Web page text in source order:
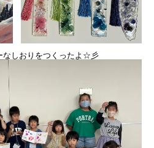
なしおりをつくったよ☆彡